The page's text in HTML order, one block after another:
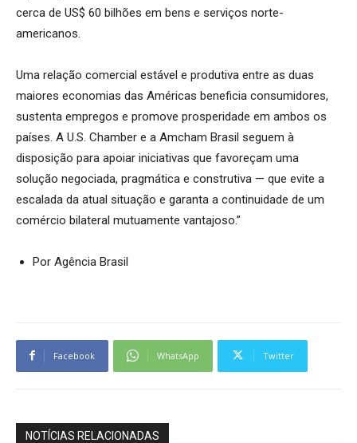
cerca de US$ 60 bilhões em bens e serviços norte-
americanos.
Uma relação comercial estável e produtiva entre as duas
maiores economias das Américas beneficia consumidores,
sustenta empregos e promove prosperidade em ambos os
países. A U.S. Chamber e a Amcham Brasil seguem à
disposição para apoiar iniciativas que favoreçam uma
solução negociada, pragmática e construtiva — que evite a
escalada da atual situação e garanta a continuidade de um
comércio bilateral mutuamente vantajoso.”
Por Agência Brasil
Facebook WhatsApp Twitter
NOTÍCIAS RELACIONADAS